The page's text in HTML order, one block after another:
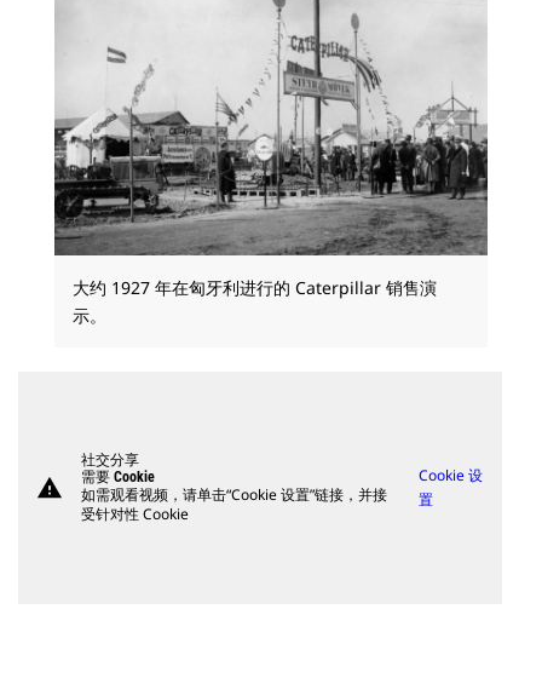
大约 1927 年在匈牙利进行的 Caterpillar 销售演
示。
warning
社交分享
需要 Cookie
如需观看视频，请单击“Cookie 设置”链接，并接
受针对性 Cookie
Cookie 设
置